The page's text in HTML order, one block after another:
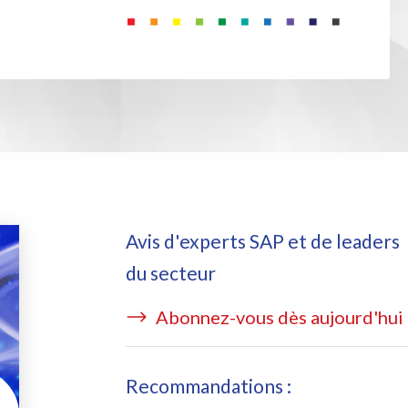
Avis d'experts SAP et de leaders
du secteur
Abonnez-vous dès aujourd'hui
Recommandations :